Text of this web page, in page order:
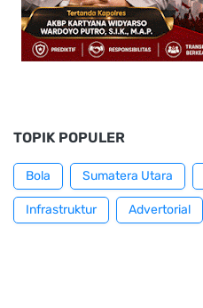
TOPIK POPULER
Bola Sumatera Utara
Infrastruktur Advertorial